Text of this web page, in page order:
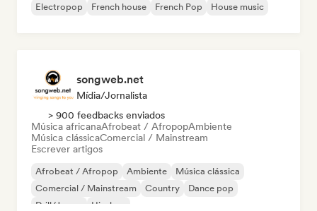
Electropop
French house French Pop House music
songweb.net
Mídia/Jornalista
> 900 feedbacks enviados
Música africanaAfrobeat / AfropopAmbiente
Música clássicaComercial / Mainstream
Escrever artigos
Afrobeat / Afropop Ambiente
Música clássica
Comercial / Mainstream
Country
Dance pop
Drill/Jersey
Hip-hop